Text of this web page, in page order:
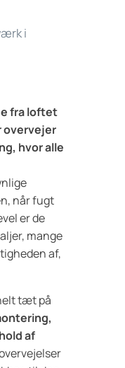
i
fra loftet
overvejer
hvor alle
når fugt
er de
mange
af,
tæt på
af